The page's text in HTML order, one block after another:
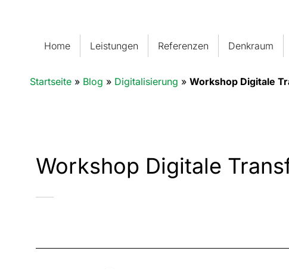
Home Leistungen Referenzen Denkraum
Startseite » Blog » Digitalisierung » Workshop Digitale
Workshop Digitale